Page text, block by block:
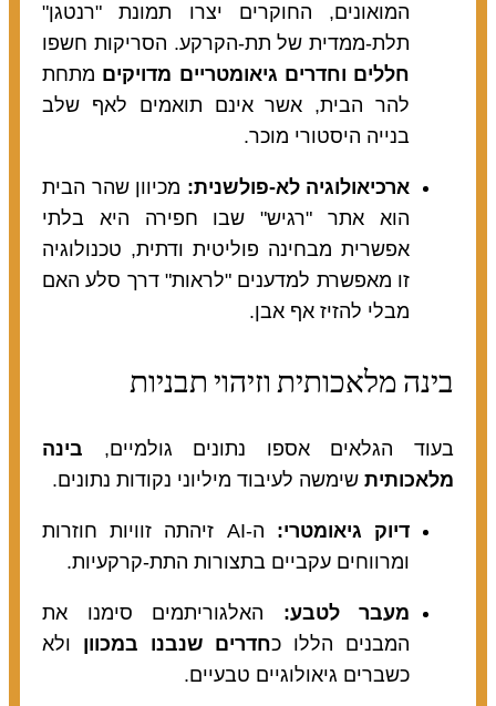
המואונים, החוקרים יצרו תמונת "רנטגן"
תלת-ממדית של תת-הקרקע. הסריקות חשפו
חללים וחדרים גיאומטריים מדויקיםמתחת
להר הבית, אשר אינם תואמים לאף שלב
בנייה היסטורי מוכר.
ארכיאולוגיה לא-פולשנית:מכיוון שהר הבית
הוא אתר "רגיש" שבו חפירה היא בלתי
אפשרית מבחינה פוליטית ודתית, טכנולוגיה
זו מאפשרת למדענים "לראות" דרך סלע האם
מבלי להזיז אף אבן.
בינה מלאכותית וזיהוי תבניות
בעוד הגלאים אספו נתונים גולמיים,
בינה
מלאכותיתשימשה לעיבוד מיליוני נקודות נתונים.
דיוק גיאומטרי:
ה-AI זיהתה זוויות חוזרות
ומרווחים עקביים בתצורות התת-קרקעיות.
מעבר לטבע:האלגוריתמים סימנו את
המבנים הללו כחדרים שנבנו במכווןולא
כשברים גיאולוגיים טבעיים.